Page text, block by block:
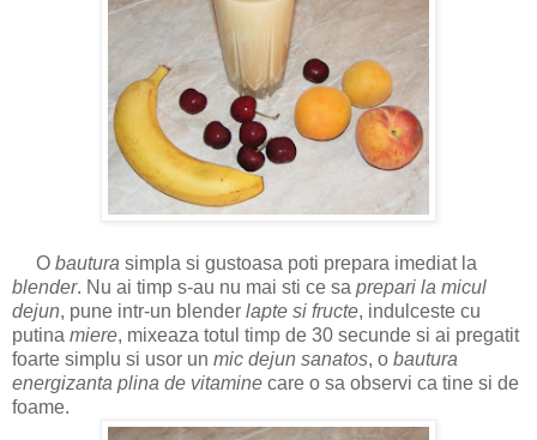
O bautura simpla si gustoasa poti prepara imediat la
blender. Nu ai timp s-au nu mai sti ce sa prepari la micul
dejun, pune intr-un blender lapte si fructe, indulceste cu
putina miere, mixeaza totul timp de 30 secunde si ai pregatit
foarte simplu si usor un mic dejun sanatos, o bautura
energizanta plina de vitamine care o sa observi ca tine si de
foame.